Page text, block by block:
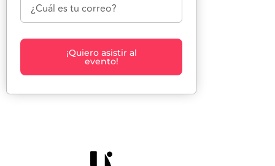
¡Quiero asistir al
evento!